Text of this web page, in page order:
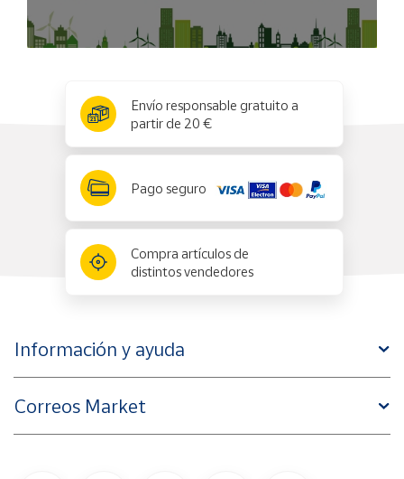
Envío responsable gratuito a
partir de 20 €
Pago seguro
Compra artículos de
distintos vendedores
Información y ayuda
Correos Market